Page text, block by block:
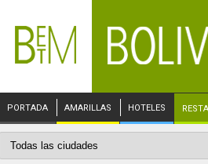
PORTADA AMARILLAS HOTELES